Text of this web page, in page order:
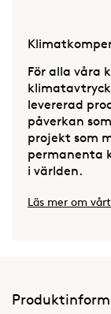
För alla våra
levererad
påverkan
projekt som
permanenta
i världen.
Läs mer om